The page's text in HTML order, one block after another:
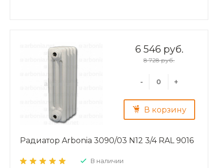
6 546 руб.
8 728 руб.
- +
В корзину
Радиатор Arbonia 3090/03 N12 3/4 RAL 9016
В наличии